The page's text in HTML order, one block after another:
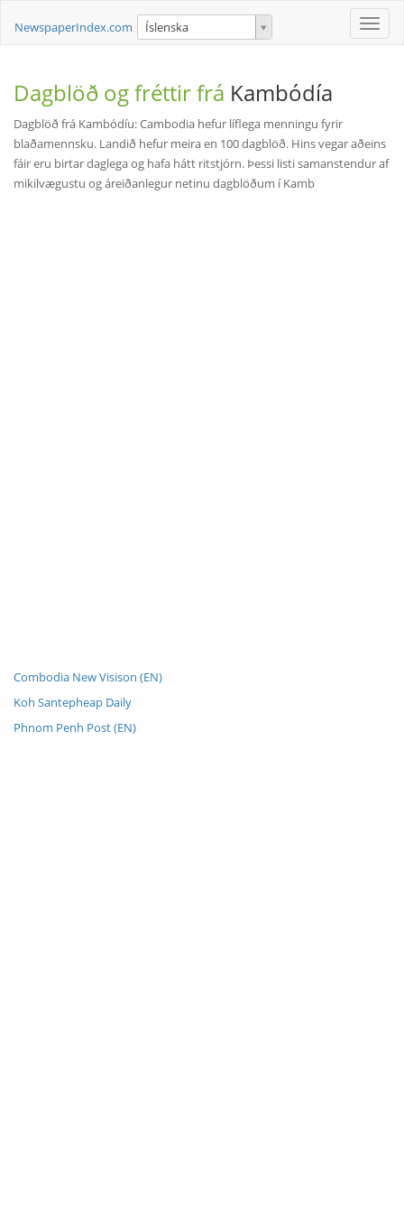
Toggle
NewspaperIndex.com Íslenska
Dagblöð og fréttir frá Kambódía
Dagblöð frá Kambódíu: Cambodia hefur líflega menningu fyrir
blaðamennsku. Landið hefur meira en 100 dagblöð. Hins vegar aðeins
fáir eru birtar daglega og hafa hátt ritstjórn. Þessi listi samanstendur af
mikilvægustu og áreiðanlegur netinu dagblöðum í Kamb
Combodia New Visison (EN)
Koh Santepheap Daily
Phnom Penh Post (EN)